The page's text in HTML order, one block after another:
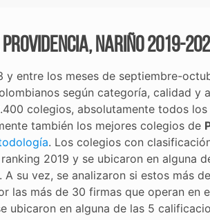
Nariño 2019-
y entre los meses de septiembre-
según categoría, calidad y
colegios, absolutamente todos
también los mejores colegios de
. Los colegios con
2019 y se ubicaron en alguna
su vez, se analizaron si estos más
las más de 30 firmas que operan en
ubicaron en alguna de las 5